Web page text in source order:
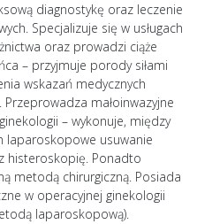
diagnostykę oraz leczenie
Specjalizuje się w usługach
oraz prowadzi ciąże
– przyjmuje porody siłami
wskazań medycznych
małoinwazyjne
– wykonuje, między
laparoskopowe usuwanie
histeroskopię. Ponadto
metodą chirurgiczną. Posiada
w operacyjnej ginekologii
laparoskopową).